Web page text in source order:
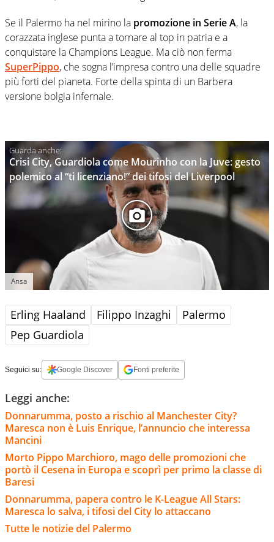
Se il Palermo ha nel mirino la promozione in Serie A, la
corazzata inglese punta a tornare al top in patria e a
conquistare la Champions League. Ma ciò non ferma
SuperPippo, che sogna l’impresa contro una delle squadre
più forti del pianeta. Forte della spinta di un Barbera
versione bolgia infernale.
Crisi City, Guardiola come Mourinho con la Juve: gesto
polemico al “ti licenziano!” dei tifosi del Liverpool
Ansa
Erling Haaland Filippo Inzaghi
Palermo
Pep Guardiola
Seguici su: Google Discover Fonti preferite
Leggi anche:
Donnarumma, posto a rischio al Manchester City?
Maresca non è Luis Enrique, l’annuncio che interessa
Mancini
Morto Pippo Marchioro, mago delle promozioni che
portò il Cesena in Europa e scoprì per primo la classe di
Baresi
Donnarumma, papera contro le K-League All Stars:
Maresca lo salva, i tifosi del City lo attaccano
Tutte le notizie del Palermo